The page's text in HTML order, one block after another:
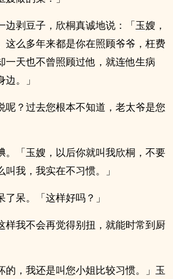
边剥豆子，欣桐真诚地说：「玉嫂，
这么多年来都是你在照顾爷爷，枉费
一天也不曾照顾过他，就连他生病
。」
呢？过去您根本不知道，老太爷是您
。「玉嫂，以后你就叫我欣桐，不要
我，我实在不习惯。」
了呆。「这样好吗？」
样我不会再觉得别扭，就能时常到厨
的，我还是叫您小姐比较习惯。」玉